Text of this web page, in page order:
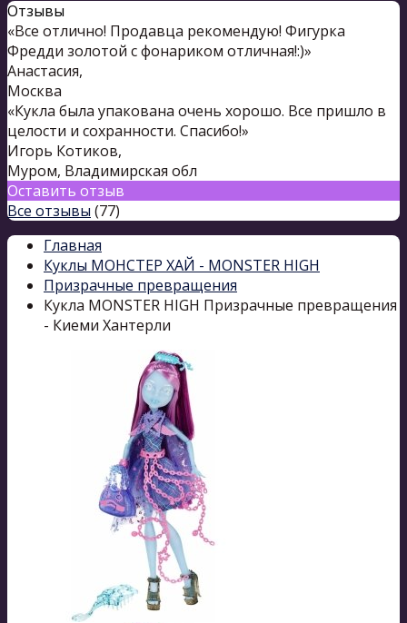
Отзывы
«Все отлично! Продавца рекомендую! Фигурка
Фредди золотой с фонариком отличная!:)»
Анастасия,
Москва
«Кукла была упакована очень хорошо. Все пришло в
целости и сохранности. Спасибо!»
Игорь Котиков,
Муром, Владимирская обл
Оставить отзыв
Все отзывы (77)
Главная
Куклы МОНСТЕР ХАЙ - MONSTER HIGH
Призрачные превращения
Кукла MONSTER HIGH Призрачные превращения
- Киеми Хантерли